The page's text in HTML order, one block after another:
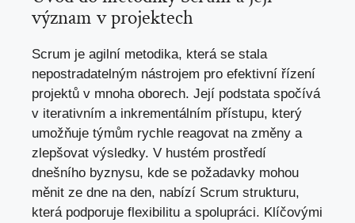
význam v projektech
Scrum je agilní metodika, která se stala
nepostradatelným nástrojem pro efektivní řízení
projektů v mnoha oborech. Její podstata spočívá
v iterativním a inkrementálním přístupu, který
umožňuje týmům rychle reagovat na změny a
zlepšovat výsledky. V hustém prostředí
dnešního byznysu, kde se požadavky mohou
měnit ze dne na den, nabízí Scrum strukturu,
která podporuje flexibilitu a spolupráci. Klíčovými